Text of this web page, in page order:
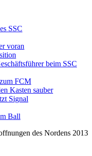
SSC
voran
beim SSC
FCM
Kasten sauber
Signal
Ball
des Nordens 2013